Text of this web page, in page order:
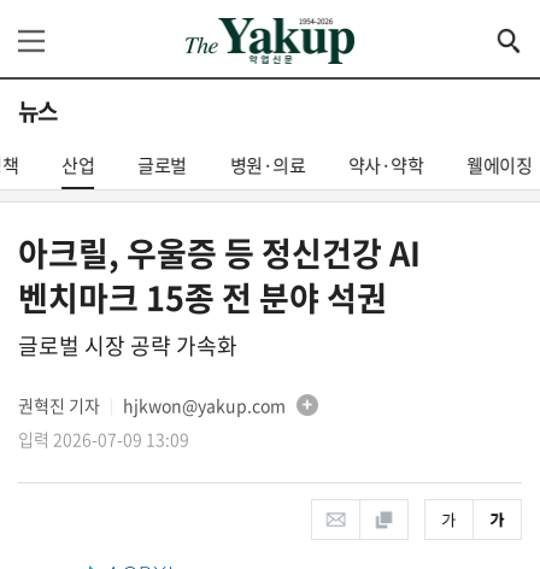
뉴스
산업 글로벌 병원·의료 약사·약학 웰에이징
아크릴, 우울증 등 정신건강 AI
벤치마크 15종 전 분야 석권
글로벌 시장 공략 가속화
권혁진 기자
hjkwon@yakup.com
입력 2026-07-09 13:09